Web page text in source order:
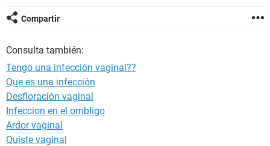
Compartir
Consulta también:
Tengo una infección vaginal??
Que es una infección
Desfloración vaginal
Infeccion en el ombligo
Ardor vaginal
Quiste vaginal